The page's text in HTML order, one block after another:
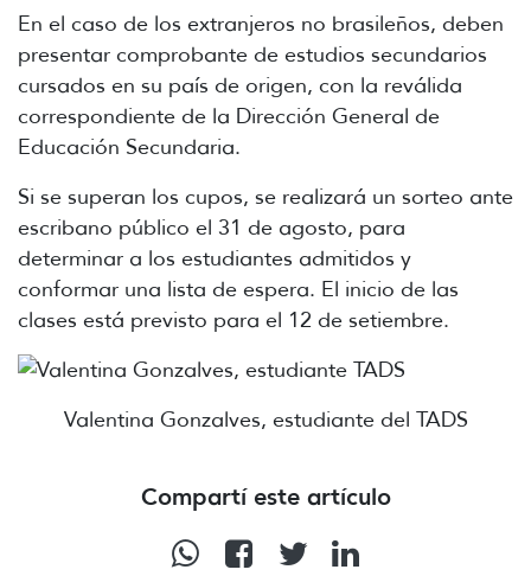
En el caso de los extranjeros no brasileños, deben
presentar comprobante de estudios secundarios
cursados en su país de origen, con la reválida
correspondiente de la Dirección General de
Educación Secundaria.
Si se superan los cupos, se realizará un sorteo ante
escribano público el 31 de agosto, para
determinar a los estudiantes admitidos y
conformar una lista de espera. El inicio de las
clases está previsto para el 12 de setiembre.
Valentina Gonzalves, estudiante del TADS
Compartí este artículo